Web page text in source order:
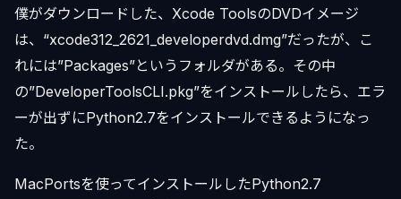
僕がダウンロードした、Xcode ToolsのDVDイメージ
は、“xcode312_2621_developerdvd.dmg”だったが、こ
れには”Packages”というフォルダがある。その中
の”DeveloperToolsCLI.pkg”をインストールしたら、エラ
ーが出ずにPython2.7をインストールできるようになっ
た。
MacPortsを使ってインストールしたPython2.7